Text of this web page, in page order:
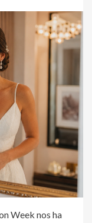
Week nos ha